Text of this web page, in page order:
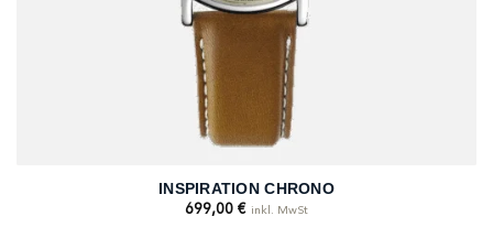
INSPIRATION CHRONO
699,00 € inkl. MwSt